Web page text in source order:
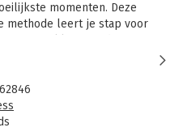
momenten. Deze
methode leert je stap voor
Je ontwikkelt
en emotionele intelligentie.
manier mindfulness met
en cognitieve psychologie
optimaal het geluk van je